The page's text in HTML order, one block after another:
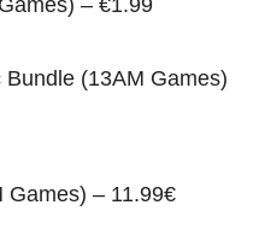
(13AM Games)
Games) – 11.99€